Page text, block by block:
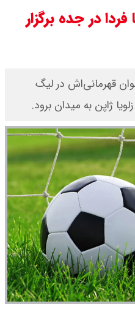
در جده برگزار
قهرمانی‌اش در لیگ
ژاپن به میدان برود.